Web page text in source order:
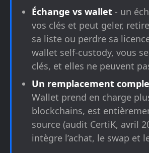
Échange vs wallet - un
vos clés et peut geler,
sa liste ou perdre sa
wallet self-custody, vous
clés, et elles ne peuvent
Un remplacement
Wallet prend en charge
blockchains, est
source (audit CertiK, avril
intègre l’achat, le swap et